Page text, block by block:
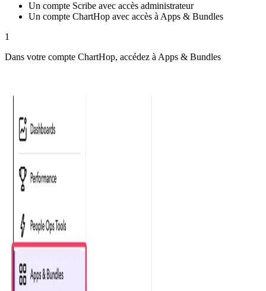
Un compte Scribe avec accès administrateur
Un compte ChartHop avec accès à Apps & Bundles
1
Dans votre compte ChartHop, accédez à Apps & Bundles